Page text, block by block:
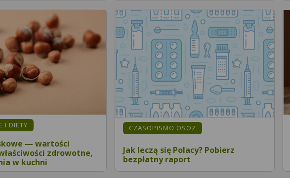
I DIETY
— wartości
zdrowotne,
w kuchni
CZASOPISMO OSOZ
Jak leczą się Polacy? Pobierz
bezpłatny raport